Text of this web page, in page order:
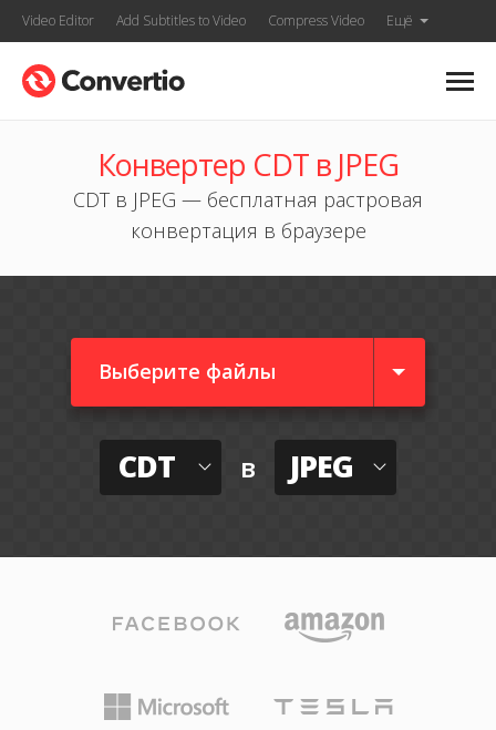
Video Editor Add Subtitles to Video Compress Video Ещё
Конвертер CDT в JPEG
CDT в JPEG — бесплатная растровая
конвертация в браузере
Выберите файлы
CDT в JPEG